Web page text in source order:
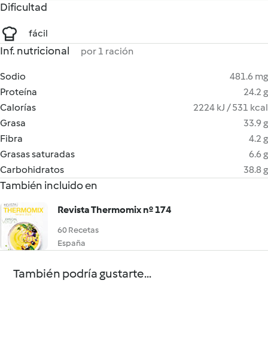
Dificultad
fácil
Inf. nutricional por 1 ración
Sodio
481.6 mg
Proteína
24.2 g
Calorías
2224 kJ / 531 kcal
Grasa
33.9 g
Fibra
4.2 g
Grasas saturadas
6.6 g
Carbohidratos
38.8 g
También incluido en
Revista Thermomix nº 174
60 Recetas
España
También podría gustarte...